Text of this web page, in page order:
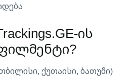
ის
ქუთაისი, ბათუმი)